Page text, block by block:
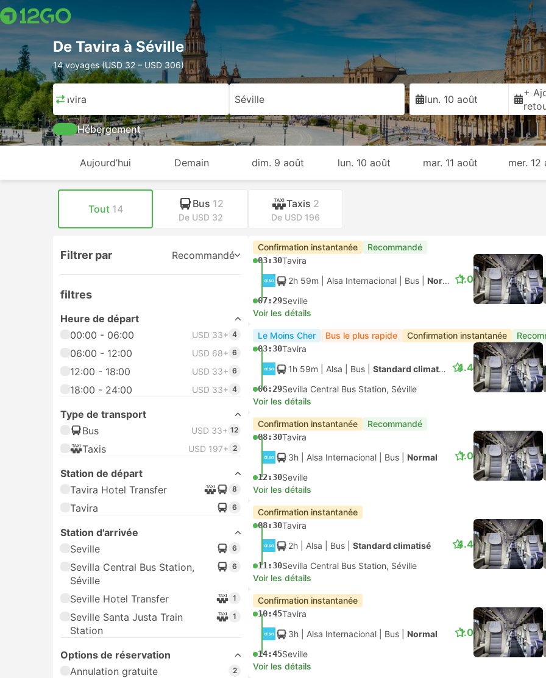
De Tavira à Séville
14 voyages (USD 32 – USD 306)
Tavira Séville lun. 10 août
+
Hébergement
Aujourd’hui Demain dim. 9 août lun. 10 août mar. 11 août mer. 12
Tout 14 Bus 12
De USD 32
Taxis 2
De USD 196
Filtrer par Recommandé
filtres
Heure de départ
00:00 - 06:00
USD 33+ 4
06:00 - 12:00 USD 68+ 6
12:00 - 18:00 USD 33+ 6
18:00 - 24:00 USD 33+ 4
Type de transport
Bus
USD 33+ 12
Taxis USD 197+ 2
Station de départ
Tavira Hotel Transfer
8
Tavira 6
Station d'arrivée
Seville
6
Sevilla Central Bus Station,
Séville
6
Seville Hotel Transfer 1
Seville Santa Justa Train
Station
1
Options de réservation
Annulation gratuite
2
Confirmation instantanée Recommandé
03:30Tavira
2h 59m | Alsa Internacional Bus Normal
07:29Seville
1.0
Voir les détails
Le Moins Cher Bus le plus rapide Confirmation instantanée
03:30Tavira
1h 59m | Alsa Bus Standard climatisé
06:29Sevilla Central Bus Station, Séville
4.4
Voir les détails
Confirmation instantanée Recommandé
08:30Tavira
3h | Alsa Internacional Bus Normal
12:30Seville
1.0
Voir les détails
Confirmation instantanée
08:30Tavira
2h | Alsa Bus Standard climatisé
11:30Sevilla Central Bus Station, Séville
4.4
Voir les détails
Confirmation instantanée
10:45Tavira
3h | Alsa Internacional Bus Normal
14:45Seville
1.0
Voir les détails